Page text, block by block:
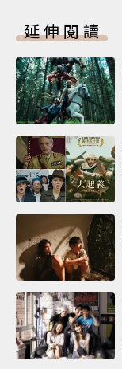
延伸閱讀